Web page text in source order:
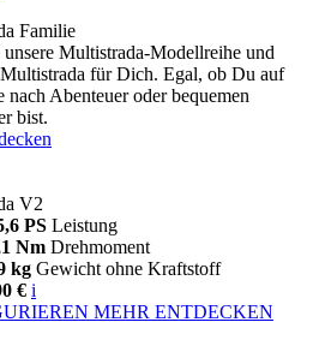
Familie
unsere Multistrada-Modellreihe und
für Dich. Egal, ob Du auf
nach Abenteuer oder bequemen
bist.
V2
PS Leistung
Nm Drehmoment
kg Gewicht ohne Kraftstoff
€ i
MEHR ENTDECKEN